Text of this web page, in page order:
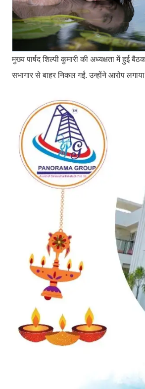
मुख्य पार्षद शिल्पी कुमारी की अध्यक्षता में हुई
सभागार से बाहर निकल गईं. उन्होंने आरोप